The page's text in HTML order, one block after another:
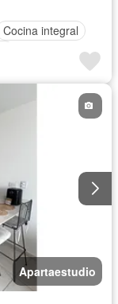
Cocina integral
Apartaestudio